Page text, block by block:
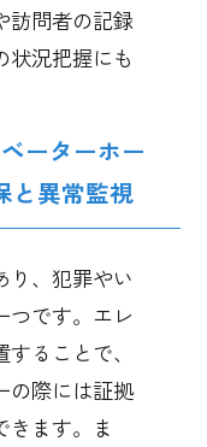
訪問者の記録
状況把握にも
ーターホー
と異常監視
り、犯罪やい
つです。エレ
ることで、
の際には証拠
きます。ま